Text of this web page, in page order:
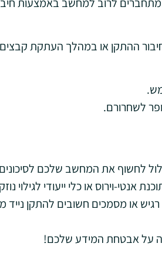
ההתקן או במהלך העתקת קבצים
לשחרורם.
לחשוף את המחשב שלכם
וירוס או כלי ייעודי לגילוי
או מסמכים חשובים להתקן
על אבטחת המידע שלכם!